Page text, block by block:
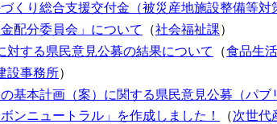
くり総合支援交付金（被災産地施設整備等対
配分委員会」について （社会福祉課）
する県民意見公募の結果について （食品生
設事務所）
基本計画（案）に関する県民意見公募（パブ
ンニュートラル」を作成しました！ （次世代